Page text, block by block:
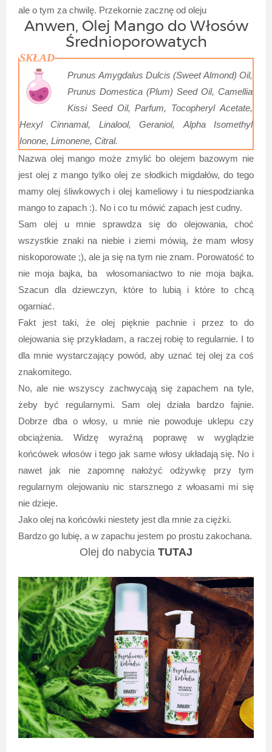
ale o tym za chwilę. Przekornie zacznę od oleju
Anwen, Olej Mango do Włosów
Średnioporowatych
SKŁAD
Prunus Amygdalus Dulcis (Sweet Almond) Oil,
Prunus Domestica (Plum) Seed Oil, Camellia
Kissi Seed Oil, Parfum, Tocopheryl Acetate,
Hexyl Cinnamal, Linalool, Geraniol, Alpha Isomethyl
Ionone, Limonene, Citral.
Nazwa olej mango może zmylić bo olejem bazowym nie
jest olej z mango tylko olej ze słodkich migdałów, do tego
mamy olej śliwkowych i olej kameliowy i tu niespodzianka
mango to zapach :). No i co tu mówić zapach jest cudny.
Sam olej u mnie sprawdza się do olejowania, choć
wszystkie znaki na niebie i ziemi mówią, że mam włosy
niskoporowate ;), ale ja się na tym nie znam. Porowatość to
nie moja bajka, ba włosomaniactwo to nie moja bajka.
Szacun dla dziewczyn, które to lubią i które to chcą
ogarniać.
Fakt jest taki, że olej pięknie pachnie i przez to do
olejowania się przykładam, a raczej robię to regularnie. I to
dla mnie wystarczający powód, aby uznać tej olej za coś
znakomitego.
No, ale nie wszyscy zachwycają się zapachem na tyle,
żeby być regularnymi. Sam olej działa bardzo fajnie.
Dobrze dba o włosy, u mnie nie powoduje uklepu czy
obciążenia. Widzę wyraźną poprawę w wyglądzie
końcówek włosów i tego jak same włosy układają się. No i
nawet jak nie zapomnę nałożyć odżywkę przy tym
regularnym olejowaniu nic starsznego z włoasami mi się
nie dzieje.
Jako olej na końcówki niestety jest dla mnie za ciężki.
Bardzo go lubię, a w zapachu jestem po prostu zakochana.
Olej do nabycia TUTAJ